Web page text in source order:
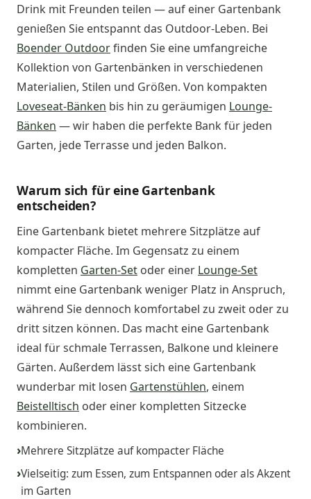
Drink mit Freunden teilen — auf einer Gartenbank
genießen Sie entspannt das Outdoor-Leben. Bei
Boender Outdoorfinden Sie eine umfangreiche
Kollektion von Gartenbänken in verschiedenen
Materialien, Stilen und Größen. Von kompakten
Loveseat-Bänken bis hin zu geräumigen Lounge-
Bänken — wir haben die perfekte Bank für jeden
Garten, jede Terrasse und jeden Balkon.
Warum sich für eine Gartenbank
entscheiden?
Eine Gartenbank bietet mehrere Sitzplätze auf
kompacter Fläche. Im Gegensatz zu einem
kompletten Garten-Set oder einer Lounge-Set
nimmt eine Gartenbank weniger Platz in Anspruch,
während Sie dennoch komfortabel zu zweit oder zu
dritt sitzen können. Das macht eine Gartenbank
ideal für schmale Terrassen, Balkone und kleinere
Gärten. Außerdem lässt sich eine Gartenbank
wunderbar mit losen Gartenstühlen, einem
Beistelltisch oder einer kompletten Sitzecke
kombinieren.
Mehrere Sitzplätze auf kompacter Fläche
Vielseitig: zum Essen, zum Entspannen oder als Akzent
im Garten